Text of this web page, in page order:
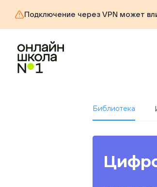
Подключение через VPN может
Библиотека